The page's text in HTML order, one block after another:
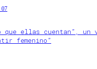
07
que ellas cuentan”,
femenino”